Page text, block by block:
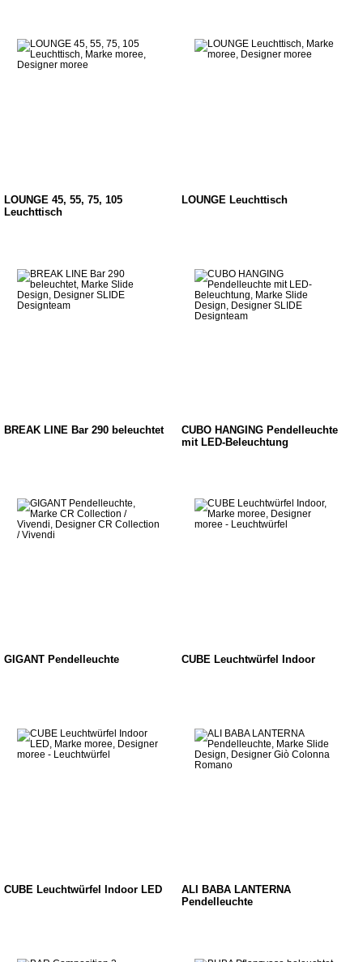
LOUNGE 45, 55, 75, 105
Leuchttisch
LOUNGE Leuchttisch
BREAK LINE Bar 290 beleuchtet
CUBO HANGING Pendelleuchte
mit LED-Beleuchtung
GIGANT Pendelleuchte CUBE Leuchtwürfel Indoor
CUBE Leuchtwürfel Indoor LED
ALI BABA LANTERNA
Pendelleuchte